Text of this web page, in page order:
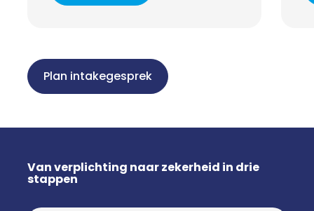
Plan intakegesprek
Van verplichting naar zekerheid in drie
stappen